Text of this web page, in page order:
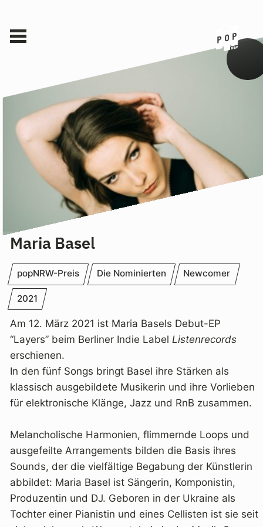
Maria Basel
popNRW-Preis Die Nominierten Newcomer
2021
Am 12. März 2021 ist Maria Basels Debut-EP
“Layers” beim Berliner Indie Label Listenrecords
erschienen.
In den fünf Songs bringt Basel ihre Stärken als
klassisch ausgebildete Musikerin und ihre Vorlieben
für elektronische Klänge, Jazz und RnB zusammen.
Melancholische Harmonien, flimmernde Loops und
ausgefeilte Arrangements bilden die Basis ihres
Sounds, der die vielfältige Begabung der Künstlerin
abbildet: Maria Basel ist Sängerin, Komponistin,
Produzentin und DJ. Geboren in der Ukraine als
Tochter einer Pianistin und eines Cellisten ist sie seit